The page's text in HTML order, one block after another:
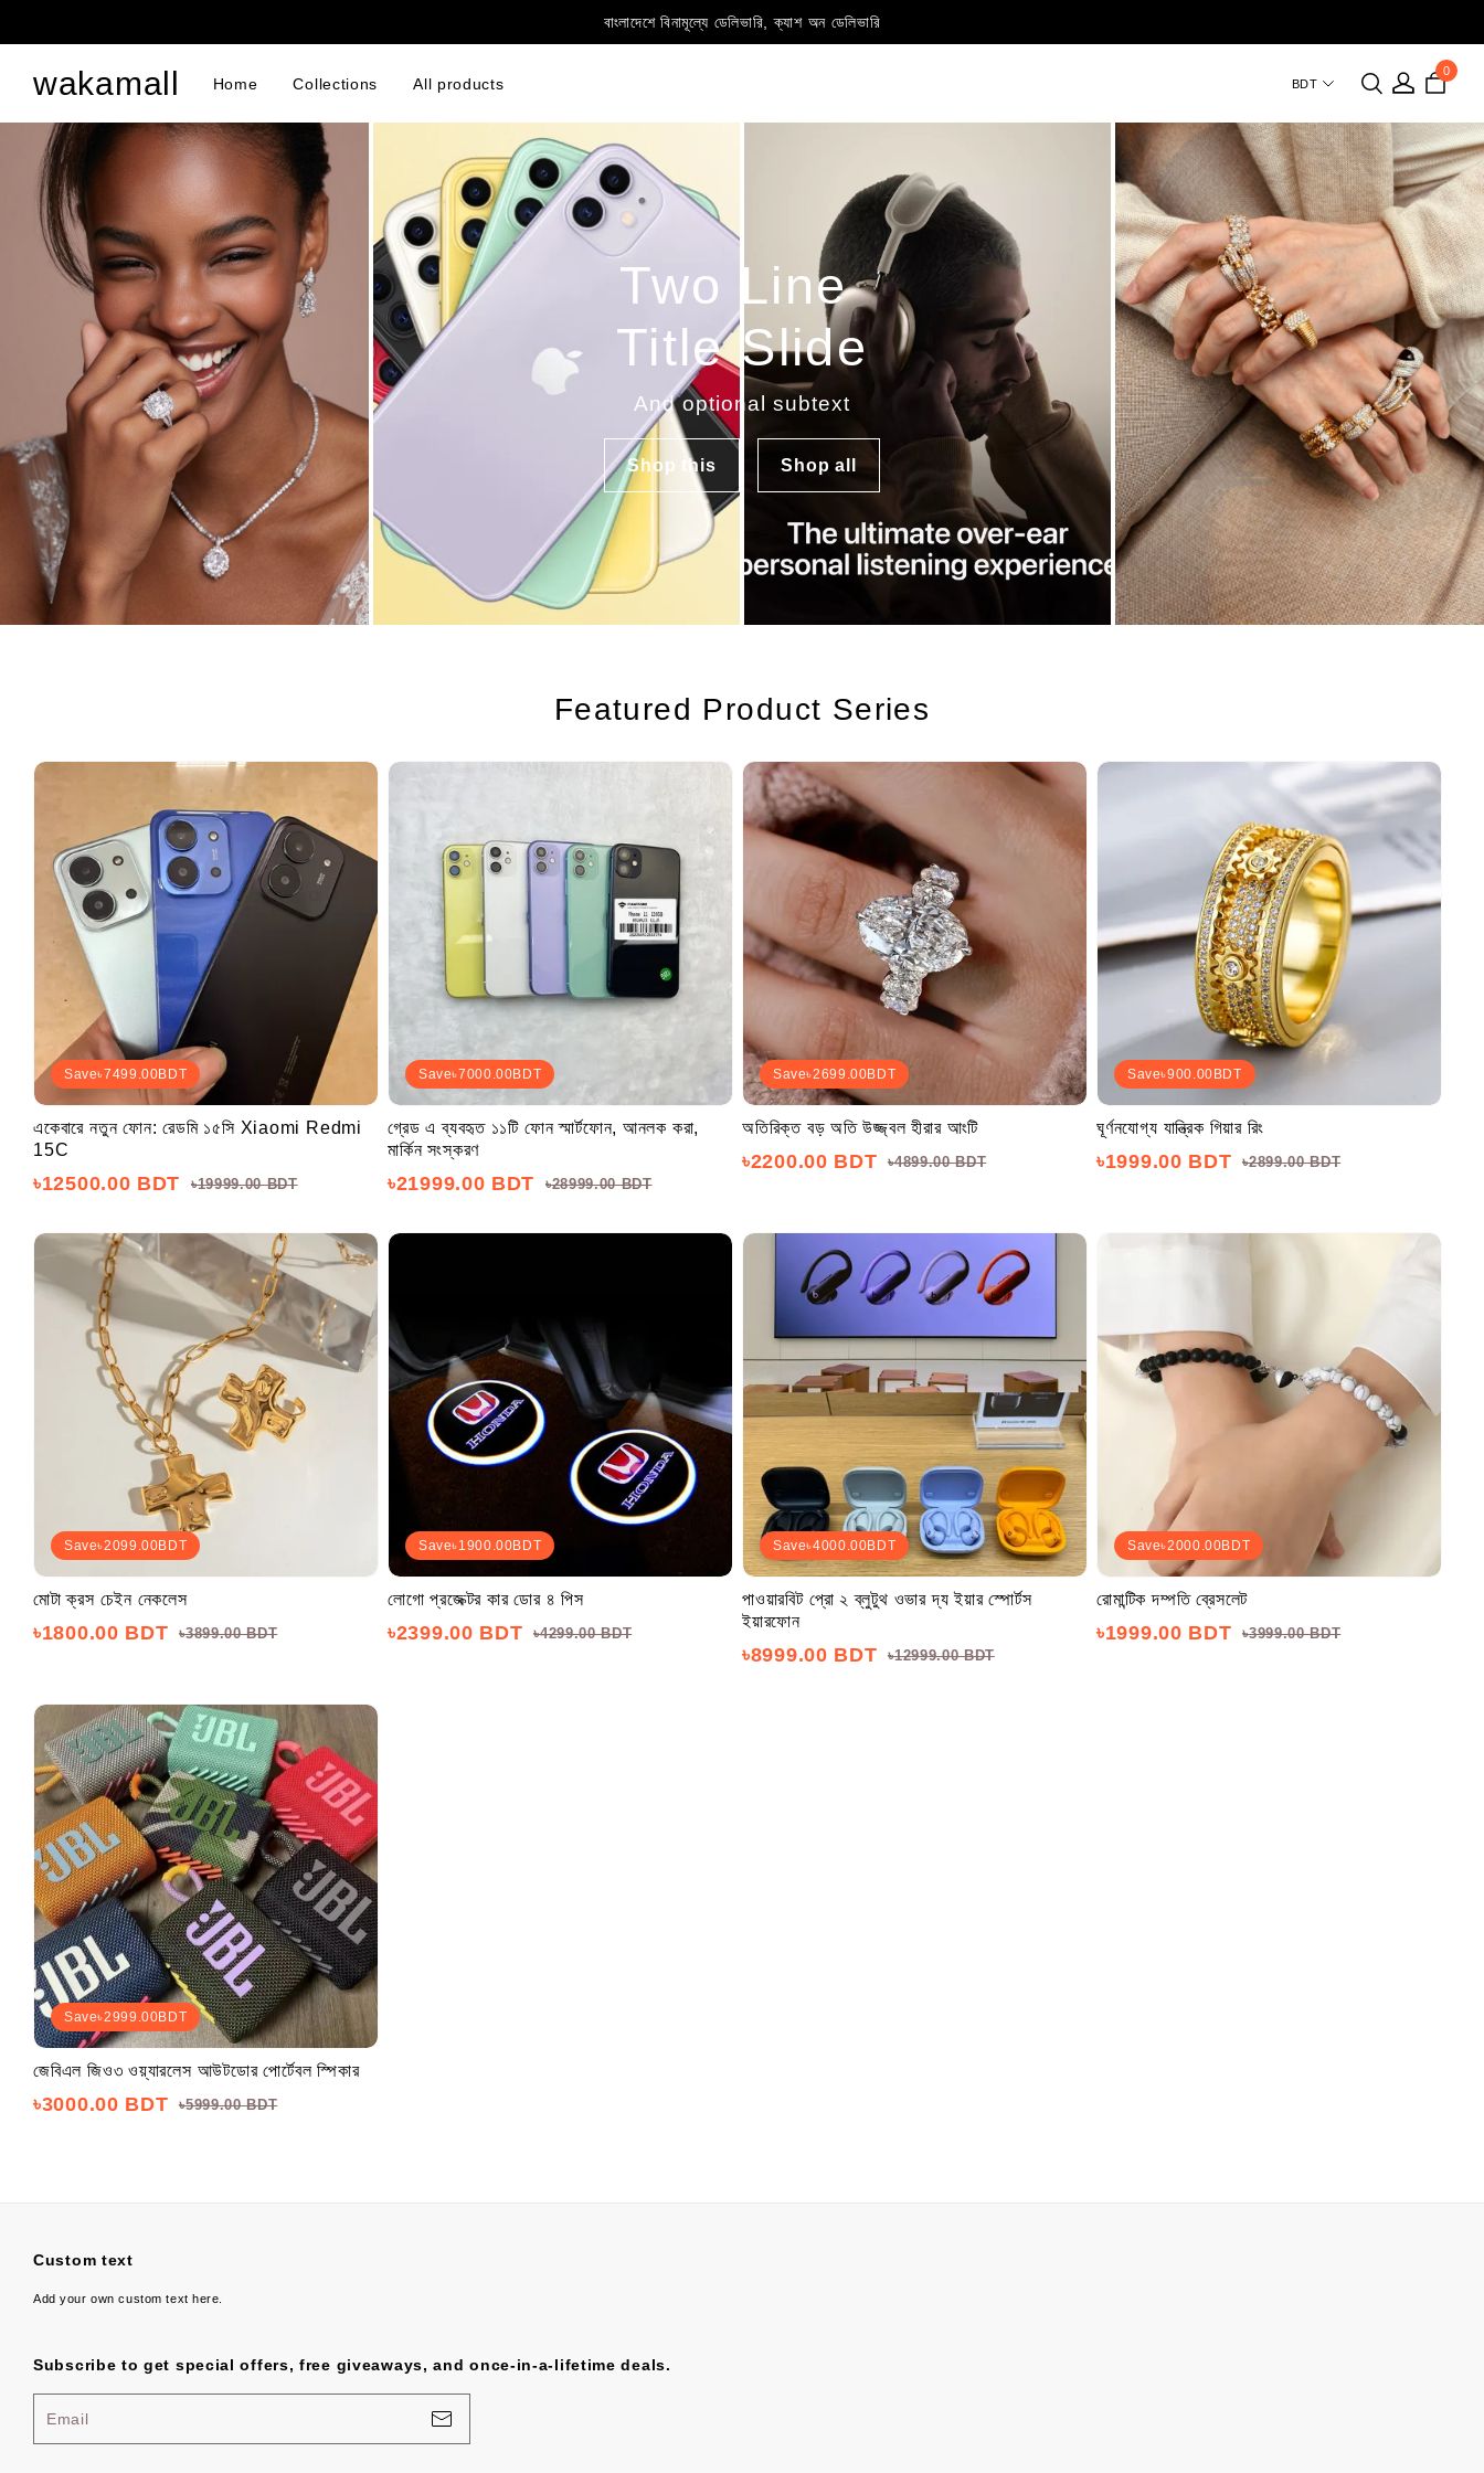
বাংলাদেশে বিনামূল্যে ডেলিভারি, ক্যাশ অন ডেলিভারি
wakamall Home Collections All products BDT
0
Two Line
Title Slide
And optional subtext
Shop this Shop all
Featured Product Series
Save৳7499.00BDT
একেবারে নতুন ফোন: রেডমি ১৫সি Xiaomi Redmi
15C
৳12500.00 BDT ৳19999.00 BDT
Save৳7000.00BDT
গ্রেড এ ব্যবহৃত ১১টি ফোন স্মার্টফোন, আনলক করা,
মার্কিন সংস্করণ
৳21999.00 BDT ৳28999.00 BDT
Save৳2699.00BDT
অতিরিক্ত বড় অতি উজ্জ্বল হীরার আংটি
৳2200.00 BDT ৳4899.00 BDT
Save৳900.00 BDT
ঘূর্ণনযোগ্য যান্ত্রিক গিয়ার রিং
৳1999.00 BDT ৳2899.00 BDT
Save৳2099.00BDT
মোটা ক্রস চেইন নেকলেস
৳1800.00 BDT ৳3899.00 BDT
Save৳1900.00BDT
লোগো প্রজেক্টর কার ডোর ৪ পিস
৳2399.00 BDT ৳4299.00 BDT
Save৳4000.00BDT
পাওয়ারবিট প্রো ২ ব্লুটুথ ওভার দ্য ইয়ার স্পোর্টস
ইয়ারফোন
৳8999.00 BDT ৳12999.00 BDT
Save৳2000.00BDT
রোমান্টিক দম্পতি ব্রেসলেট
৳1999.00 BDT ৳3999.00 BDT
Save৳2999.00BDT
জেবিএল জিও৩ ওয়্যারলেস আউটডোর পোর্টেবল স্পিকার
৳3000.00 BDT ৳5999.00 BDT
Custom text
Add your own custom text here.
Subscribe to get special offers, free giveaways, and once-in-a-lifetime deals.
Email